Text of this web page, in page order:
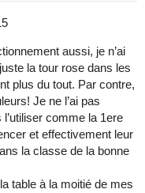
aussi, je n’ai
la tour rose dans les
plus du tout. Par contre,
Je ne l’ai pas
comme la 1ere
et effectivement leur
la classe de la bonne
table à la moitié de mes